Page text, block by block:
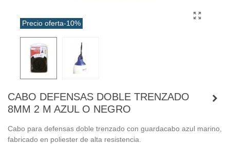
Precio oferta-10%
CABO DEFENSAS DOBLE TRENZADO
8MM 2 M AZUL O NEGRO
Cabo para defensas doble trenzado con guardacabo azul marino,
fabricado en poliester de alta resistencia.